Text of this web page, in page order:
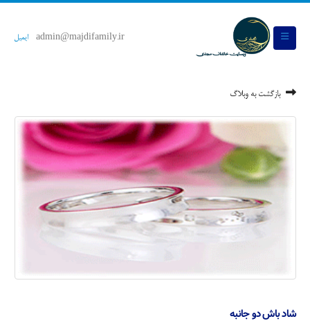
admin@majdifamily.ir ایمیل
بازگشت به وبلاگ
شاد باش دو جانبه